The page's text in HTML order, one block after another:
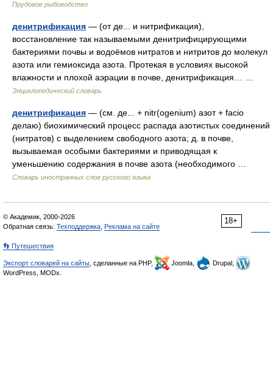
Прудовое рыбоводство
денитрификация — (от де... и нитрификация),
восстановление так называемыми денитрифицирующими
бактериями почвы и водоёмов нитратов и нитритов до молекул
азота или гемиоксида азота. Протекая в условиях высокой
влажности и плохой аэрации в почве, денитрификация… …
Энциклопедический словарь
денитрификация — (см. де... + nitr(ogenium) азот + facio
делаю) биохимический процесс распада азотистых соединений
(нитратов) с выделением свободного азота; д. в почве,
вызываемая особыми бактериями и приводящая к
уменьшению содержания в почве азота (необходимого …
Словарь иностранных слов русского языка
18+
© Академик, 2000-2026
Обратная связь: Техподдержка Реклама на сайте
👣 Путешествия
Экспорт словарей на сайты , сделанные на PHP, Joomla,
Drupal,
WordPress, MODx.